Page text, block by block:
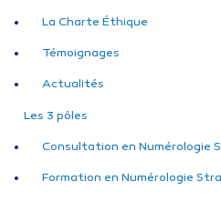
La Charte Éthique
Témoignages
Actualités
Les 3 pôles
Consultation en Numérologie
Formation en Numérologie